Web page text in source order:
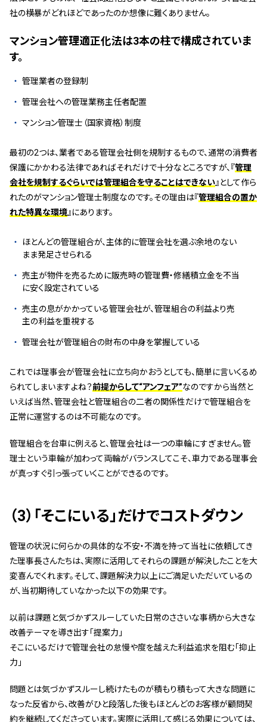
社の横暴がどれほどであったのか想像に難くありません。
マンション管理適正化法は3本の柱で構成されていま
す。
管理業者の登録制
管理会社への管理業務主任者配置
マンション管理士（国家資格）制度
最初の2つは、業者である管理会社側を規制するもので、通常の消費者
保護にかかわる法律であればそれだけで十分なところですが、『管理
会社を規制するぐらいでは管理組合を守ることはできない』として作ら
れたのがマンション管理士制度なのです。その理由は『管理組合の置か
れた特異な環境』にあります。
ほとんどの管理組合が、主体的に管理会社を選ぶ余地のない
まま発足させられる
売主が物件を売るために販売時の管理費・修繕積立金を不当
に安く設定されている
売主の息がかかっている管理会社が、管理組合の利益より売
主の利益を重視する
管理会社が管理組合の財布の中身を掌握している
これでは理事会が管理会社に立ち向かおうとしても、簡単に言いくるめ
られてしまいますよね？前提からして“アンフェア”なのですから当然と
いえば当然、管理会社と管理組合の二者の関係性だけで管理組合を
正常に運営するのは不可能なのです。
管理組合を台車に例えると、管理会社は一つの車輪にすぎません。管
理士という車輪が加わって両輪がバランスしてこそ、車力である理事会
が真っすぐ引っ張っていくことができるのです。
（3）「そこにいる」だけでコストダウン
管理の状況に何らかの具体的な不安・不満を持って当社に依頼してき
た理事長さんたちは、実際に活用してそれらの課題が解決したことを大
変喜んでくれます。そして、課題解決力以上にご満足いただいているの
が、当初期待していなかった以下の効果です。
以前は課題と気づかずスルーしていた日常のささいな事柄から大きな
改善テーマを導き出す「提案力」
そこにいるだけで管理会社の怠慢や度を越えた利益追求を阻む「抑止
力」
問題とは気づかずスルーし続けたものが積もり積もって大きな問題に
なった反省から、改善がひと段落した後もほとんどのお客様が顧問契
約を継続してくださっています。実際に活用して感じる効果については、